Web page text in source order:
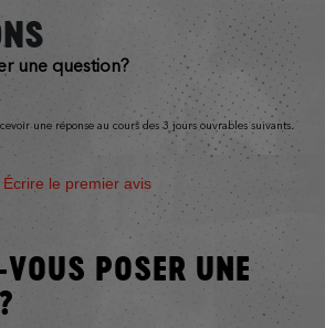
une question?
une réponse au cours des 3 jours ouvrables suivants.
Écrire le premier avis
POSER UNE